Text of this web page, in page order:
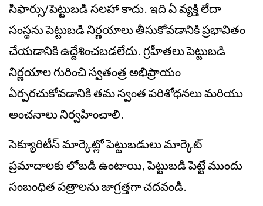
సిఫార్సు/పెట్టుబడి సలహా కాదు. ఇది ఏ వ్యక్తి లేదా
సంస్థను పెట్టుబడి నిర్ణయాలు తీసుకోవడానికి ప్రభావితం
చేయడానికి ఉద్దేశించబడలేదు. గ్రహీతలు పెట్టుబడి
నిర్ణయాల గురించి స్వతంత్ర అభిప్రాయం
ఏర్పరచుకోవడానికి తమ స్వంత పరిశోధనలు మరియు
అంచనాలు నిర్వహించాలి.
సెక్యూరిటీస్ మార్కెట్లో పెట్టుబడులు మార్కెట్
ప్రమాదాలకు లోబడి ఉంటాయి, పెట్టుబడి పెట్టే ముందు
సంబంధిత పత్రాలను జాగ్రత్తగా చదవండి.